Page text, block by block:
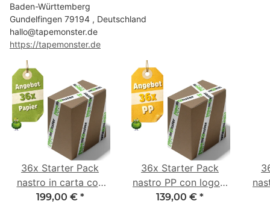
Baden-Württemberg
Gundelfingen 79194 , Deutschland
hallo@tapemonster.de
https://tapemonster.de
36x Starter Pack
nastro in carta con
logo - 1 colore - 50
199,00 € *
36x Starter Pack
nastro PP con logo -
1 colore - 48 mm x
139,00 € *